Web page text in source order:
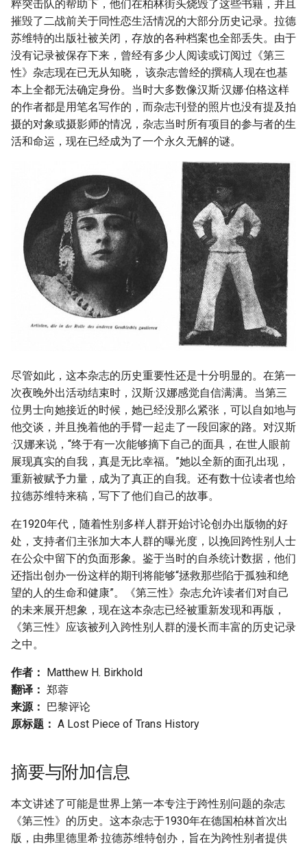
粹突击队的帮助下，他们在柏林街头烧毁了这些书籍，并且
摧毁了二战前关于同性恋生活情况的大部分历史记录。拉德
苏维特的出版社被关闭，存放的各种档案也全部丢失。由于
没有记录被保存下来，曾经有多少人阅读或订阅过《第三
性》杂志现在已无从知晓， 该杂志曾经的撰稿人现在也基
本上全都无法确定身份。当时大多数像汉斯·汉娜·伯格这样
的作者都是用笔名写作的，而杂志刊登的照片也没有提及拍
摄的对象或摄影师的情况，杂志当时所有项目的参与者的生
活和命运，现在已经成为了一个永久无解的谜。
尽管如此，这本杂志的历史重要性还是十分明显的。在第一
次夜晚外出活动结束时，汉斯·汉娜感觉自信满满。当第三
位男士向她接近的时候，她已经没那么紧张，可以自如地与
他交谈，并且挽着他的手臂一起走了一段回家的路。对汉斯
·汉娜来说，“终于有一次能够摘下自己的面具，在世人眼前
展现真实的自我，真是无比幸福。”她以全新的面孔出现，
重新被赋予力量，成为了真正的自我。还有数十位读者也给
拉德苏维特来稿，写下了他们自己的故事。
在1920年代，随着性别多样人群开始讨论创办出版物的好
处，支持者们主张加大本人群的曝光度，以挽回跨性别人士
在公众中留下的负面形象。鉴于当时的自杀统计数据，他们
还指出创办一份这样的期刊将能够“拯救那些陷于孤独和绝
望的人的生命和健康”。《第三性》杂志允许读者们对自己
的未来展开想象，现在这本杂志已经被重新发现和再版，
《第三性》应该被列入跨性别人群的漫长而丰富的历史记录
之中。
作者：
Matthew H. Birkhold
翻译： 郑蓉
来源：
巴黎评论
原标题： A Lost Piece of Trans History
摘要与附加信息
本文讲述了可能是世界上第一本专注于跨性别问题的杂志
《第三性》的历史。这本杂志于1930年在德国柏林首次出
版，由弗里德里希·拉德苏维特创办，旨在为跨性别者提供